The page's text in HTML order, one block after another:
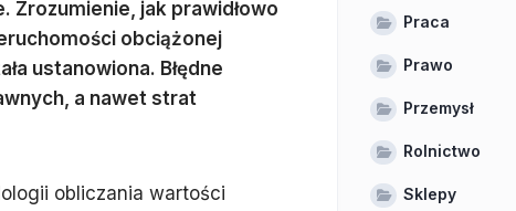
Zrozumienie, jak prawidłowo
obciążonej
ustanowiona. Błędne
a nawet strat
obliczania wartości
Praca
Prawo
Przemysł
Rolnictwo
Sklepy